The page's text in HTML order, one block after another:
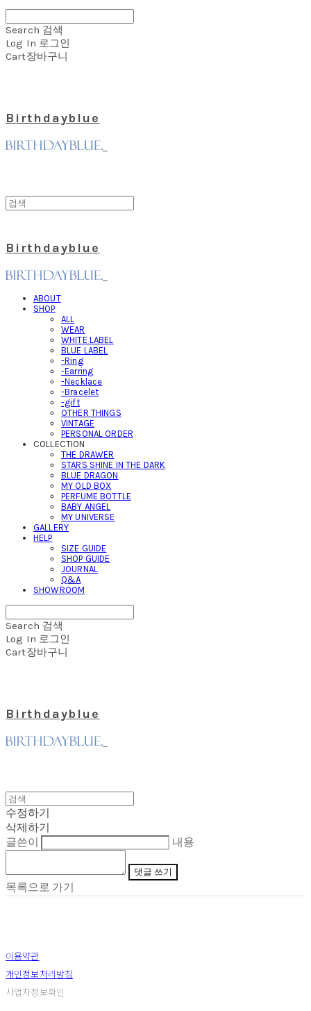
Search 검색
Log In 로그인
Cart장바구니
Birthdayblue
Birthdayblue
ABOUT
SHOP
ALL
WEAR
WHITE LABEL
BLUE LABEL
-Ring
-Earring
-Necklace
-Bracelet
-gift
OTHER THINGS
VINTAGE
PERSONAL ORDER
COLLECTION
THE DRAWER
STARS SHINE IN THE DARK
BLUE DRAGON
MY OLD BOX
PERFUME BOTTLE
BABY ANGEL
MY UNIVERSE
GALLERY
HELP
SIZE GUIDE
SHOP GUIDE
JOURNAL
Q&A
SHOWROOM
Search 검색
Log In 로그인
Cart장바구니
Birthdayblue
수정하기
삭제하기
글쓴이
내용
댓글 쓰기
목록으로 가기
이용약관
개인정보처리방침
사업자정보확인